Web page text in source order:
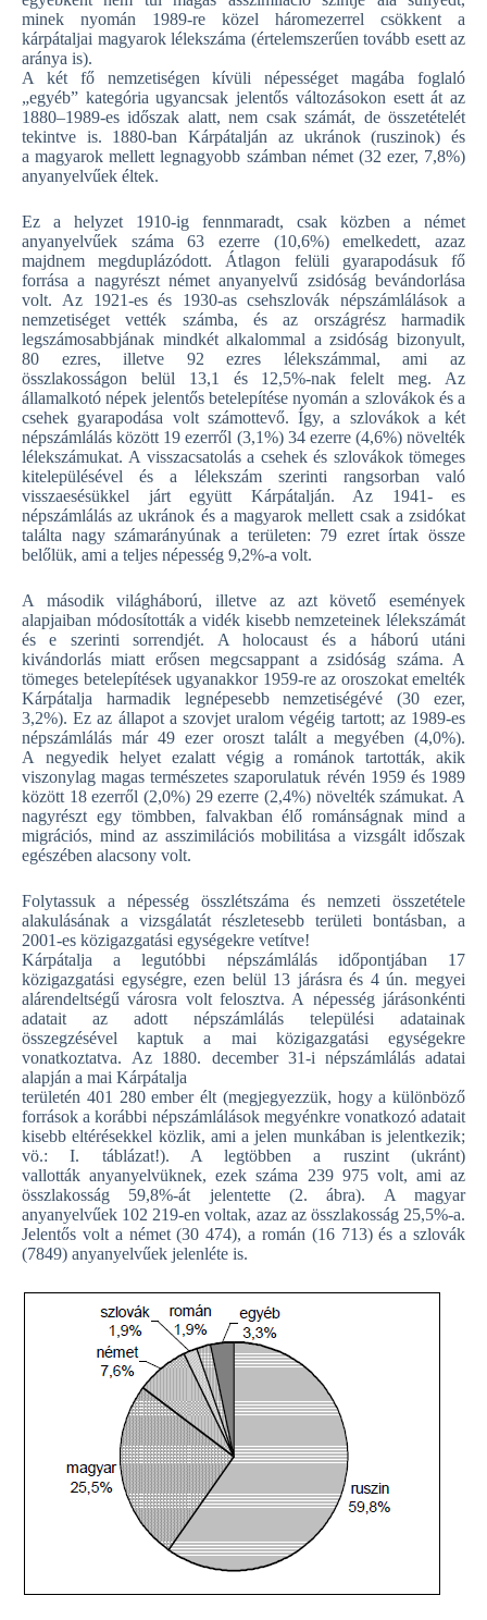
minek nyomán 1989-re közel háromezerrel csökkent a
kárpátaljai magyarok lélekszáma (értelemszerűen tovább esett az
aránya is).
A két fő nemzetiségen kívüli népességet magába foglaló
„egyéb” kategória ugyancsak jelentős változásokon esett át az
1880–1989-es időszak alatt, nem csak számát, de összetételét
tekintve is. 1880-ban Kárpátalján az ukránok (ruszinok) és
a magyarok mellett legnagyobb számban német (32 ezer, 7,8%)
anyanyelvűek éltek.
Ez a helyzet 1910-ig fennmaradt, csak közben a német
anyanyelvűek száma 63 ezerre (10,6%) emelkedett, azaz
majdnem megduplázódott. Átlagon felüli gyarapodásuk fő
forrása a nagyrészt német anyanyelvű zsidóság bevándorlása
volt. Az 1921-es és 1930-as csehszlovák népszámlálások a
nemzetiséget vették számba, és az országrész harmadik
legszámosabbjának mindkét alkalommal a zsidóság bizonyult,
80 ezres, illetve 92 ezres lélekszámmal, ami az
összlakosságon belül 13,1 és 12,5%-nak felelt meg. Az
államalkotó népek jelentős betelepítése nyomán a szlovákok és a
csehek gyarapodása volt számottevő. Így, a szlovákok a két
népszámlálás között 19 ezerről (3,1%) 34 ezerre (4,6%) növelték
lélekszámukat. A visszacsatolás a csehek és szlovákok tömeges
kitelepülésével és a lélekszám szerinti rangsorban való
visszaesésükkel járt együtt Kárpátalján. Az 1941- es
népszámlálás az ukránok és a magyarok mellett csak a zsidókat
találta nagy számarányúnak a területen: 79 ezret írtak össze
belőlük, ami a teljes népesség 9,2%-a volt.
A második világháború, illetve az azt követő események
alapjaiban módosították a vidék kisebb nemzeteinek lélekszámát
és e szerinti sorrendjét. A holocaust és a háború utáni
kivándorlás miatt erősen megcsappant a zsidóság száma. A
tömeges betelepítések ugyanakkor 1959-re az oroszokat emelték
Kárpátalja harmadik legnépesebb nemzetiségévé (30 ezer,
3,2%). Ez az állapot a szovjet uralom végéig tartott; az 1989-es
népszámlálás már 49 ezer oroszt talált a megyében (4,0%).
A negyedik helyet ezalatt végig a románok tartották, akik
viszonylag magas természetes szaporulatuk révén 1959 és 1989
között 18 ezerről (2,0%) 29 ezerre (2,4%) növelték számukat. A
nagyrészt egy tömbben, falvakban élő románságnak mind a
migrációs, mind az asszimilációs mobilitása a vizsgált időszak
egészében alacsony volt.
Folytassuk a népesség összlétszáma és nemzeti összetétele
alakulásának a vizsgálatát részletesebb területi bontásban, a
2001-es közigazgatási egységekre vetítve!
Kárpátalja a legutóbbi népszámlálás időpontjában 17
közigazgatási egységre, ezen belül 13 járásra és 4 ún. megyei
alárendeltségű városra volt felosztva. A népesség járásonkénti
adatait az adott népszámlálás települési adatainak
összegzésével kaptuk a mai közigazgatási egységekre
vonatkoztatva. Az 1880. december 31-i népszámlálás adatai
alapján a mai Kárpátalja
területén 401 280 ember élt (megjegyezzük, hogy a különböző
források a korábbi népszámlálások megyénkre vonatkozó adatait
kisebb eltérésekkel közlik, ami a jelen munkában is jelentkezik;
vö.: I. táblázat!). A legtöbben a ruszint (ukránt)
vallották anyanyelvüknek, ezek száma 239 975 volt, ami az
összlakosság 59,8%-át jelentette (2. ábra). A magyar
anyanyelvűek 102 219-en voltak, azaz az összlakosság 25,5%-a.
Jelentős volt a német (30 474), a román (16 713) és a szlovák
(7849) anyanyelvűek jelenléte is.